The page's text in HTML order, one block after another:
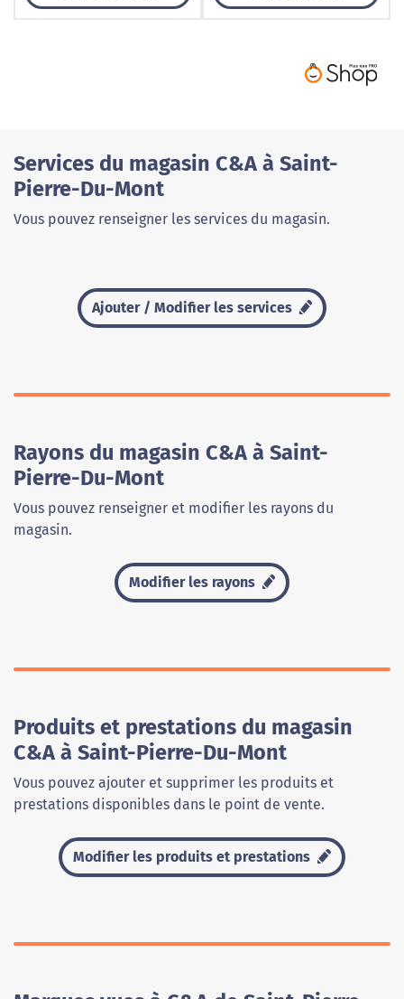
Services du magasin C&A à Saint-
Pierre-Du-Mont
Vous pouvez renseigner les services du magasin.
Ajouter / Modifier les services
Rayons du magasin C&A à Saint-
Pierre-Du-Mont
Vous pouvez renseigner et modifier les rayons du
magasin.
Modifier les rayons
Produits et prestations du magasin
C&A à Saint-Pierre-Du-Mont
Vous pouvez ajouter et supprimer les produits et
prestations disponibles dans le point de vente.
Modifier les produits et prestations